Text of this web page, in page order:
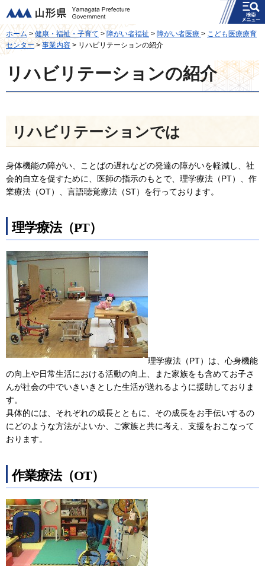
山形県
メニュー
ホーム>健康・福祉・子育て > 障がい者福祉 > 障がい者医療 > こども医療療育
センター>事業内容 > リハビリテーションの紹介
リハビリテーションの紹介
リハビリテーションでは
身体機能の障がい、ことばの遅れなどの発達の障がいを軽減し、社
会的自立を促すために、医師の指示のもとで、理学療法（PT）、作
業療法（OT）、言語聴覚療法（ST）を行っております。
理学療法（PT）
理学療法（PT）は、心身機能
の向上や日常生活における活動の向上、また家族をも含めてお子さ
んが社会の中でいきいきとした生活が送れるように援助しておりま
す。
具体的には、それぞれの成長とともに、その成長をお手伝いするの
にどのような方法がよいか、ご家族と共に考え、支援をおこなって
おります。
作業療法（OT）